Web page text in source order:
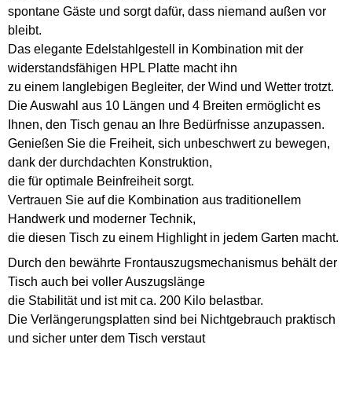
spontane Gäste und sorgt dafür, dass niemand außen vor
bleibt.
Das elegante Edelstahlgestell in Kombination mit der
widerstandsfähigen HPL Platte macht ihn
zu einem langlebigen Begleiter, der Wind und Wetter trotzt.
Die Auswahl aus 10 Längen und 4 Breiten ermöglicht es
Ihnen, den Tisch genau an Ihre Bedürfnisse anzupassen.
Genießen Sie die Freiheit, sich unbeschwert zu bewegen,
dank der durchdachten Konstruktion,
die für optimale Beinfreiheit sorgt.
Vertrauen Sie auf die Kombination aus traditionellem
Handwerk und moderner Technik,
die diesen Tisch zu einem Highlight in jedem Garten macht.
Durch den bewährte Frontauszugsmechanismus behält der
Tisch auch bei voller Auszugslänge
die Stabilität und ist mit ca. 200 Kilo belastbar.
Die Verlängerungsplatten sind bei Nichtgebrauch praktisch
und sicher unter dem Tisch verstaut